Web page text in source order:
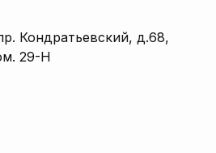
Кондратьевский, д.68,
29-Н